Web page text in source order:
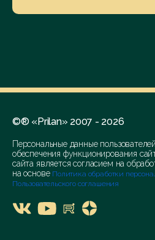
©® «Prilan» 2007 - 2026
Персональные данные
обеспечения функционирования
сайта является согласием на
на основе Политика обработки
Пользовательского соглашения